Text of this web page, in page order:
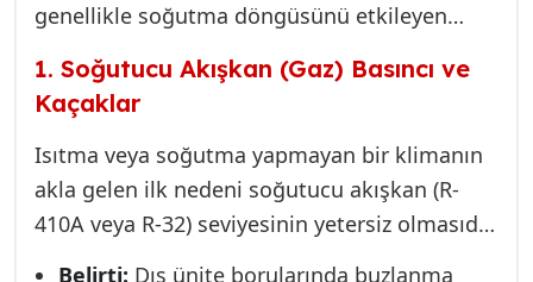
genellikle soğutma döngüsünü etkileyen
hatasıdır. İşte en yaygın ve teknik nedenler:
1. Soğutucu Akışkan (Gaz) Basıncı ve
Kaçaklar
Isıtma veya soğutma yapmayan bir klimanın
akla gelen ilk nedeni soğutucu akışkan (R-
410A veya R-32) seviyesinin yetersiz olmasıdır.
Belirti: Dış ünite borularında buzlanma